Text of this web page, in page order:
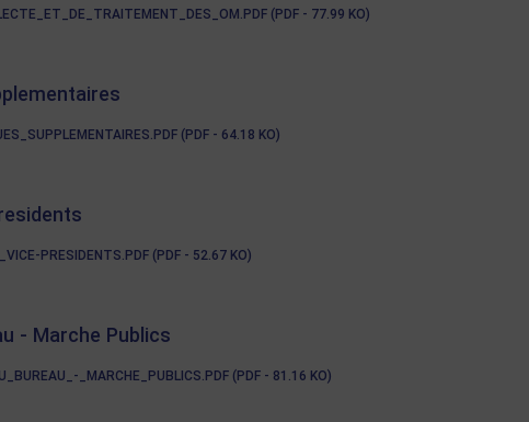
(PDF - 77.99 KO)
(PDF - 64.18 KO)
PRESIDENTS.PDF (PDF - 52.67 KO)
- Marche Publics
_MARCHE_PUBLICS.PDF (PDF - 81.16 KO)